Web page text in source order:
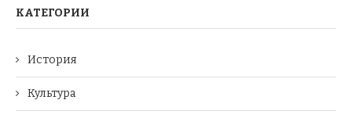
КАТЕГОРИИ
История
Культура